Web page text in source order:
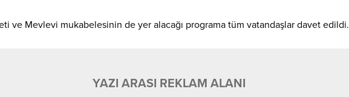
ve Mevlevi mukabelesinin de yer alacağı programa tüm vatandaşlar davet edildi.
YAZI ARASI REKLAM ALANI